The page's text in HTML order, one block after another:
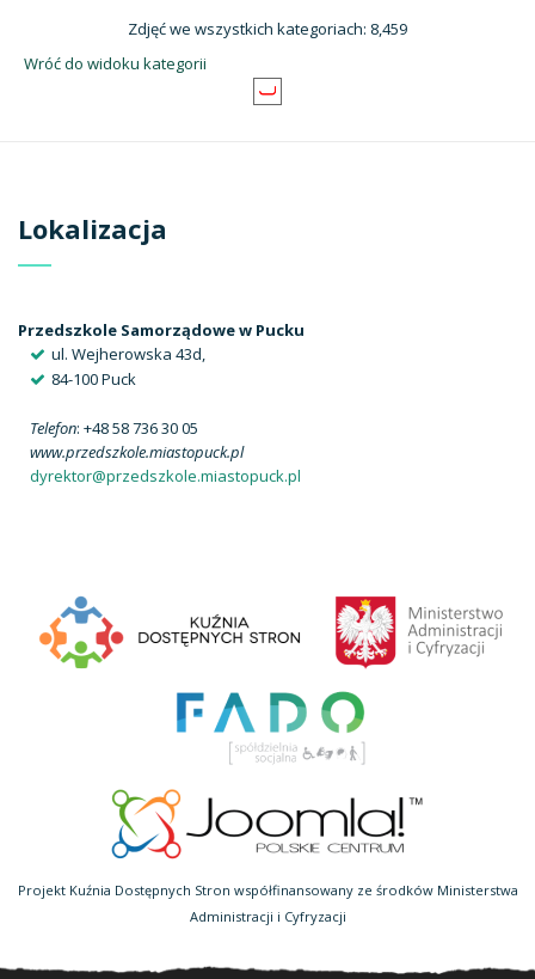
Zdjęć we wszystkich kategoriach: 8,459
Wróć do widoku kategorii
Lokalizacja
Przedszkole Samorządowe w Pucku
ul. Wejherowska 43d,
84-100 Puck
Telefon: +48 58 736 30 05
www.przedszkole.miastopuck.pl
dyrektor@przedszkole.miastopuck.pl
Projekt Kuźnia Dostępnych Stron współfinansowany ze środków Ministerstwa
Administracji i Cyfryzacji